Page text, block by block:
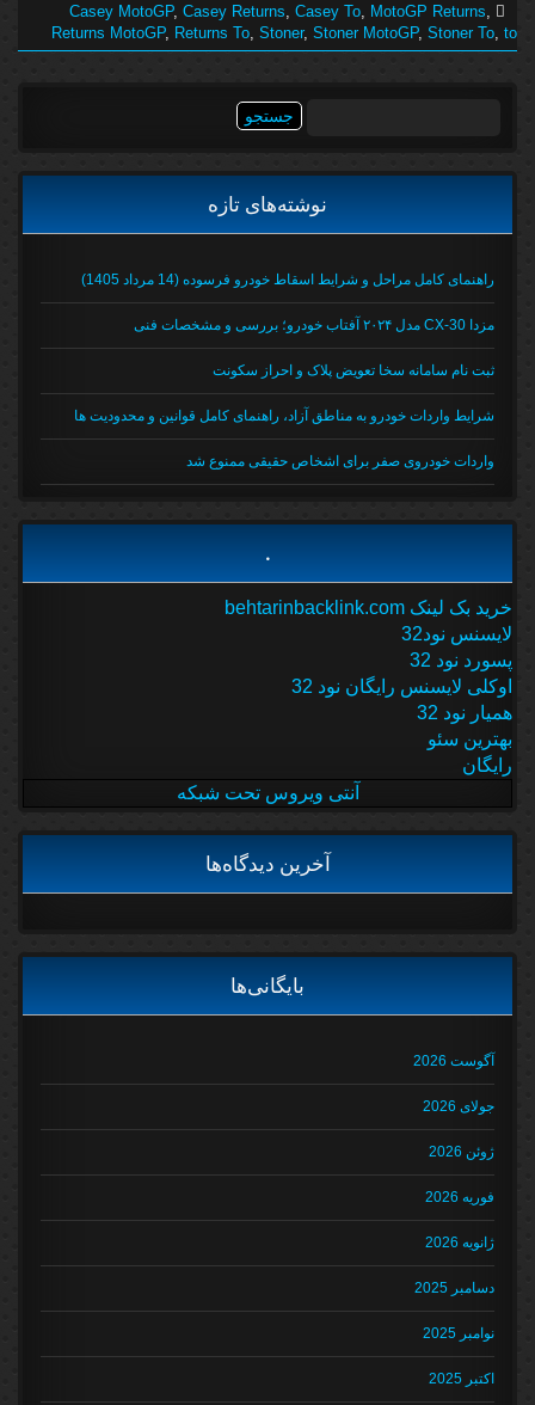
Casey MotoGP,Casey Returns,Casey To,MotoGP Returns
Returns MotoGP,Returns To,Stoner,Stoner MotoGP,Stoner To,
نوشته‌های تازه
راهنمای کامل مراحل و شرایط اسقاط خودرو فرسوده (14 مرداد 1405)
مزدا CX-30 مدل ۲۰۲۴ آفتاب خودرو؛ بررسی و مشخصات فنی
ثبت نام سامانه سخا تعویض پلاک و احراز سکونت
شرایط واردات خودرو به مناطق آزاد، راهنمای کامل قوانین و محدودیت ها
واردات خودروی صفر برای اشخاص حقیقی ممنوع شد
خرید بک لینک behtarinbacklink.com
لایسنس نود32
پسورد نود 32
اوکلی لایسنس رایگان نود 32
همیار نود 32
بهترین سئو
رایگان
آنتی ویروس تحت شبکه
آخرین دیدگاه‌ها
بایگانی‌ها
آگوست 2026
جولای 2026
ژوئن 2026
فوریه 2026
ژانویه 2026
دسامبر 2025
نوامبر 2025
اکتبر 2025